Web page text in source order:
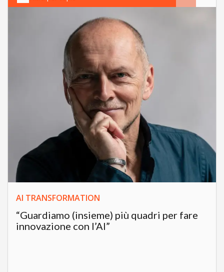
AI TRANSFORMATION
“Guardiamo (insieme) più quadri per fare
innovazione con l’AI”